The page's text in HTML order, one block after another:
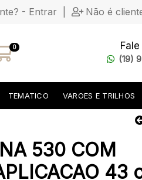
- Entrar Não é
0
(19)
TEMATICO VAROES E TRILHOS
530 COM
43